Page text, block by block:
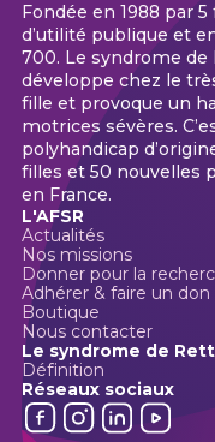
Fondée en 1988 par
d’utilité publique et
700. Le syndrome de
développe chez le
fille et provoque un
motrices sévères.
polyhandicap
filles et 50 nouvelles
en France.
L'AFSR
Actualités
Nos missions
Donner pour la
Adhérer & faire un don
Boutique
Nous contacter
Le syndrome de Rett
Définition
Réseaux sociaux